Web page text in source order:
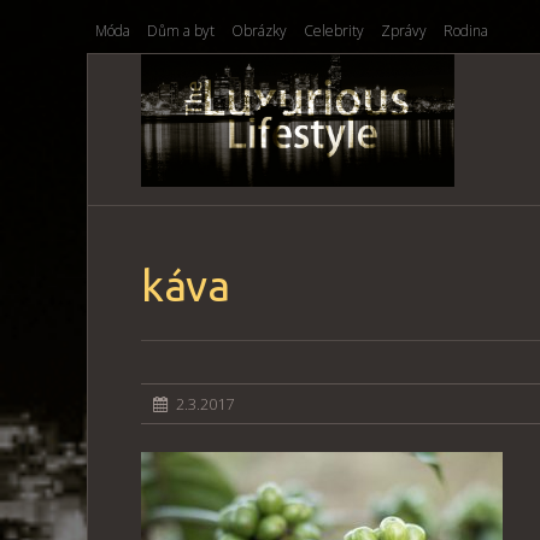
Móda Dům a byt Obrázky Celebrity Zprávy Rodina
káva
2.3.2017